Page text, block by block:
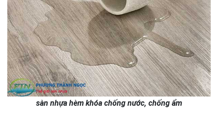
sàn nhựa hèm khóa chống nước, chống ẩm